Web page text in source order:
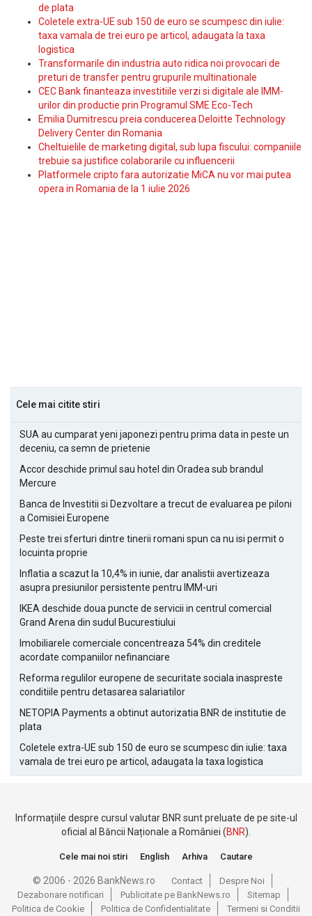
de plata
Coletele extra-UE sub 150 de euro se scumpesc din iulie:
taxa vamala de trei euro pe articol, adaugata la taxa
logistica
Transformarile din industria auto ridica noi provocari de
preturi de transfer pentru grupurile multinationale
CEC Bank finanteaza investitiile verzi si digitale ale IMM-
urilor din productie prin Programul SME Eco-Tech
Emilia Dumitrescu preia conducerea Deloitte Technology
Delivery Center din Romania
Cheltuielile de marketing digital, sub lupa fiscului: companiile
trebuie sa justifice colaborarile cu influencerii
Platformele cripto fara autorizatie MiCA nu vor mai putea
opera in Romania de la 1 iulie 2026
Cele mai citite stiri
SUA au cumparat yeni japonezi pentru prima data in peste un
deceniu, ca semn de prietenie
Accor deschide primul sau hotel din Oradea sub brandul
Mercure
Banca de Investitii si Dezvoltare a trecut de evaluarea pe piloni
a Comisiei Europene
Peste trei sferturi dintre tinerii romani spun ca nu isi permit o
locuinta proprie
Inflatia a scazut la 10,4% in iunie, dar analistii avertizeaza
asupra presiunilor persistente pentru IMM-uri
IKEA deschide doua puncte de servicii in centrul comercial
Grand Arena din sudul Bucurestiului
Imobiliarele comerciale concentreaza 54% din creditele
acordate companiilor nefinanciare
Reforma regulilor europene de securitate sociala inaspreste
conditiile pentru detasarea salariatilor
NETOPIA Payments a obtinut autorizatia BNR de institutie de
plata
Coletele extra-UE sub 150 de euro se scumpesc din iulie: taxa
vamala de trei euro pe articol, adaugata la taxa logistica
Informațiile despre cursul valutar BNR sunt preluate de pe site-ul
oficial al Băncii Naționale a României (BNR).
Cele mai noi stiri English Arhiva Cautare
© 2006 - 2026 BankNews.ro Contact
Despre Noi
Dezabonare notificari
Publicitate pe BankNews.ro
Sitemap
Politica de Cookie
Politica de Confidentialitate Termeni si Conditii